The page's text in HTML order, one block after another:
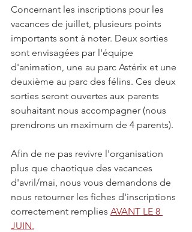
Concernant les inscriptions pour les
vacances de juillet, plusieurs points
importants sont à noter. Deux sorties
sont envisagées par l'équipe
d'animation, une au parc Astérix et une
deuxième au parc des félins. Ces deux
sorties seront ouvertes aux parents
souhaitant nous accompagner (nous
prendrons un maximum de 4 parents).
Afin de ne pas revivre l'organisation
plus que chaotique des vacances
d'avril/mai, nous vous demandons de
nous retourner les fiches d'inscriptions
correctement remplies AVANT LE 8
JUIN.